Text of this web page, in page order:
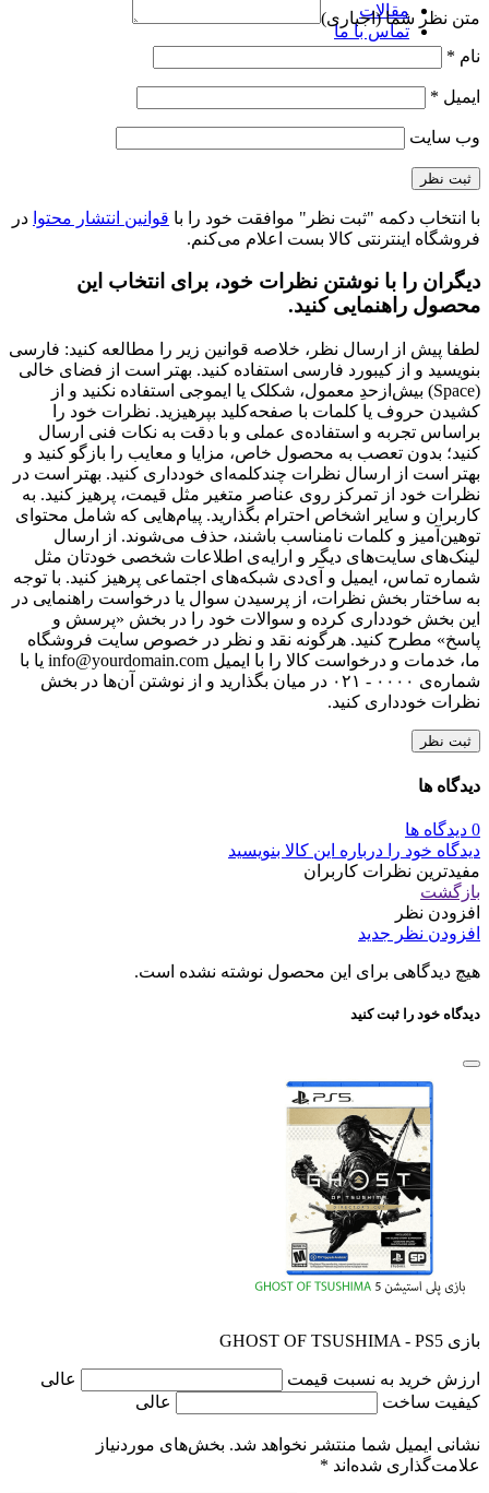
مقالات
تماس با ما
متن نظر شما (اجباری)
نام *
ایمیل *
وب‌ سایت
با انتخاب دکمه "ثبت نظر" موافقت خود را با قوانین انتشار محتوا در
فروشگاه اینترنتی کالا بست اعلام می‌کنم.
دیگران را با نوشتن نظرات خود، برای انتخاب این
محصول راهنمایی کنید.
لطفا پیش از ارسال نظر، خلاصه قوانین زیر را مطالعه کنید: فارسی
بنویسید و از کیبورد فارسی استفاده کنید. بهتر است از فضای خالی
(Space) بیش‌از‌حدِ معمول، شکلک یا ایموجی استفاده نکنید و از
کشیدن حروف یا کلمات با صفحه‌کلید بپرهیزید. نظرات خود را
براساس تجربه و استفاده‌ی عملی و با دقت به نکات فنی ارسال
کنید؛ بدون تعصب به محصول خاص، مزایا و معایب را بازگو کنید و
بهتر است از ارسال نظرات چندکلمه‌‌ای خودداری کنید. بهتر است در
نظرات خود از تمرکز روی عناصر متغیر مثل قیمت، پرهیز کنید. به
کاربران و سایر اشخاص احترام بگذارید. پیام‌هایی که شامل محتوای
توهین‌آمیز و کلمات نامناسب باشند، حذف می‌شوند. از ارسال
لینک‌های سایت‌های دیگر و ارایه‌ی اطلاعات شخصی خودتان مثل
شماره تماس، ایمیل و آی‌دی شبکه‌های اجتماعی پرهیز کنید. با توجه
به ساختار بخش نظرات، از پرسیدن سوال یا درخواست راهنمایی در
این بخش خودداری کرده و سوالات خود را در بخش «پرسش و
پاسخ» مطرح کنید. هرگونه نقد و نظر در خصوص سایت فروشگاه
ما، خدمات و درخواست کالا را با ایمیل info@yourdomain.com یا با
شماره‌ی ۰۰۰۰ - ۰۲۱ در میان بگذارید و از نوشتن آن‌ها در بخش
نظرات خودداری کنید.
ثبت نظر
دیدگاه ها
0 دیدگاه ها
دیدگاه خود را درباره این کالا بنویسید
مفیدترین نظرات کاربران
بازگشت
افزودن نظر
افزودن نظر جدید
هیچ دیدگاهی برای این محصول نوشته نشده است.
دیدگاه خود را ثبت کنید
بازی GHOST OF TSUSHIMA - PS5
ارزش خرید به نسبت قیمت
عالی
کیفیت ساخت
عالی
نشانی ایمیل شما منتشر نخواهد شد. بخش‌های موردنیاز
علامت‌گذاری شده‌اند *